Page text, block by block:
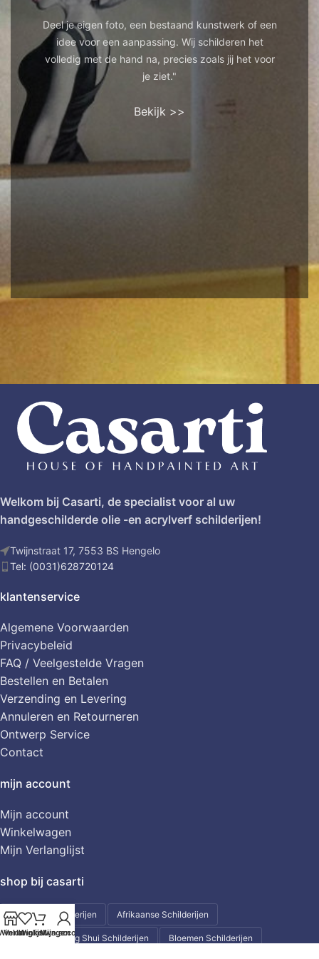
Deel je eigen foto, een bestaand kunstwerk of een
idee voor een aanpassing. Wij schilderen het
volledig met de hand na, precies zoals jij het voor
je ziet."
Bekijk >>
Welkom bij Casarti, de specialist voor al uw
handgeschilderde olie -en acrylverf schilderijen!
Twijnstraat 17, 7553 BS Hengelo
Tel: (0031)628720124
klantenservice
Algemene Voorwaarden
Privacybeleid
FAQ / Veelgestelde Vragen
Bestellen en Betalen
Verzending en Levering
Annuleren en Retourneren
Ontwerp Service
Contact
mijn account
Mijn account
Winkelwagen
Mijn Verlanglijst
shop bij casarti
Abstracte Schilderijen Afrikaanse Schilderijen
Aziatische - Feng Shui Schilderijen Bloemen Schilderijen
Verlanglijst
Winkelwagen
Mijn account